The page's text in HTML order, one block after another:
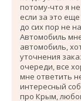
потому-что я
если за это
до сих пор не
Автомобиль
автомобиль,
уточнения
очереди, все
мне ответить
интересный
про Крым,